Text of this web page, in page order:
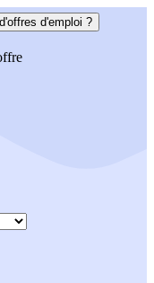
d'emploi ?